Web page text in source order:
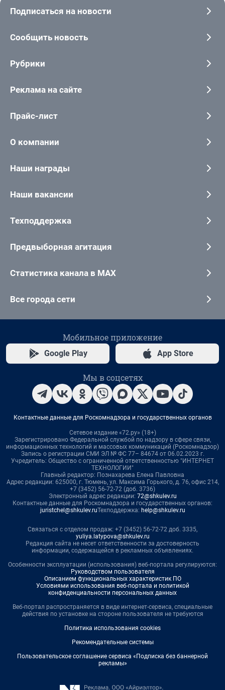
Подписаться на новости
Сообщить новость
Рубрики
Реклама на сайте
Прайс-лист
О компании
Наши награды
Наши вакансии
Техподдержка
Предвыборная агитация
Статистика канала в MAX
Все города сети
Мобильное приложение
Google Play App Store
Мы в соцсетях
Контактные данные для Роскомнадзора и государственных органов
Сетевое издание «72.ру» (18+)
Зарегистрировано Федеральной службой по надзору в сфере связи,
информационных технологий и массовых коммуникаций (Роскомнадзор)
Запись о регистрации СМИ ЭЛ № ФС 77– 84674 от 06.02.2023 г.
Учредитель: Общество с ограниченной ответственностью "ИНТЕРНЕТ
ТЕХНОЛОГИИ"
Главный редактор: Познахарева Елена Павловна
Адрес редакции: 625000, г. Тюмень, ул. Максима Горького, д. 76, офис 214,
+7 (3452) 56-72-72 (доб. 3736)
Электронный адрес редакции: 72@shkulev.ru
Контактные данные для Роскомнадзора и государственных органов:
juristchel@shkulev.ruТехподдержка: help@shkulev.ru
Связаться с отделом продаж: +7 (3452) 56-72-72 доб. 3335,
yuliya.latypova@shkulev.ru
Редакция сайта не несет ответственности за достоверность
информации, содержащейся в рекламных объявлениях.
Особенности эксплуатации (использования) веб-портала регулируются:
Руководством пользователя
Описанием функциональных характеристик ПО
Условиями использования веб-портала и политикой
конфиденциальности персональных данных
Веб-портал распространяется в виде интернет-сервиса, специальные
действия по установке на стороне пользователя не требуются
Политика использования cookies
Рекомендательные системы
Пользовательское соглашение сервиса «Подписка без баннерной
рекламы»